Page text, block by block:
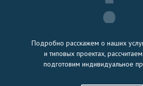
Подробно расскажем о наших
и типовых проектах,
подготовим индивидуальное